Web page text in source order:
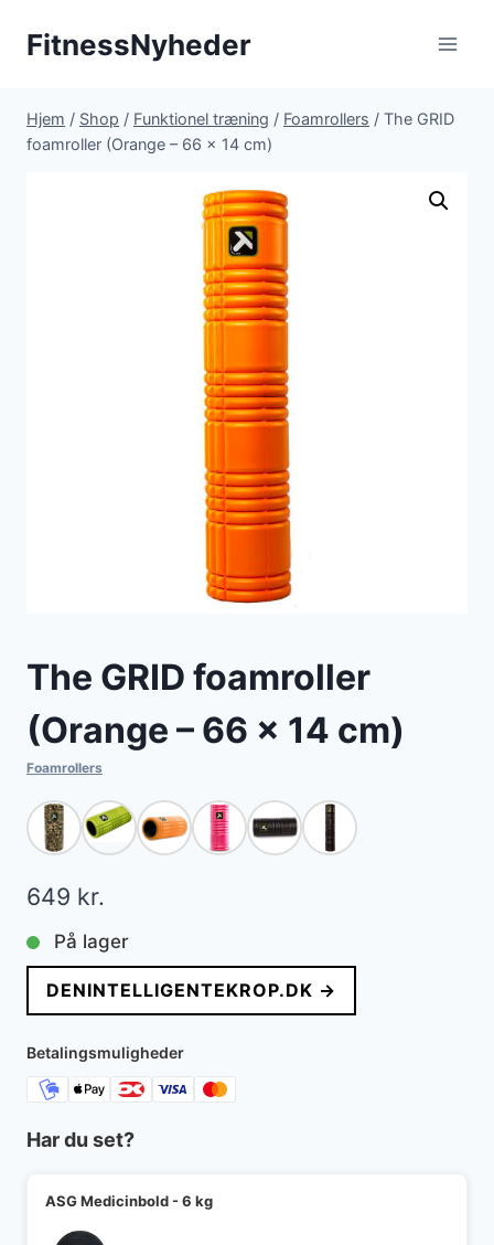
FitnessNyheder
Hjem / Shop / Funktionel træning / Foamrollers / The GRID
foamroller (Orange – 66 x 14 cm)
The GRID foamroller
(Orange – 66 x 14 cm)
Foamrollers
649 kr.
På lager
DENINTELLIGENTEKROP.DK →
Betalingsmuligheder
Har du set?
ASG Medicinbold - 6 kg